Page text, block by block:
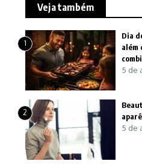
Veja também
1
Dia
além
5 de
2
5 de